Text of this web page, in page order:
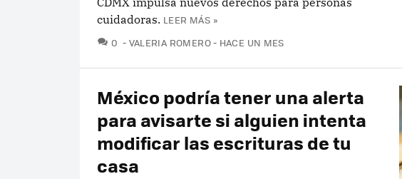
cuidadoras. LEER MÁS »
0 COMENTARIOS
VALERIA ROMERO HACE UN MES
México podría tener una alerta
para avisarte si alguien intenta
modificar las escrituras de tu
casa